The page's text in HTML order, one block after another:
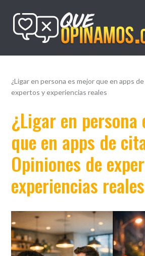
¿Ligar en persona es mejor que en apps
expertos y experiencias reales
¿Ligar en persona
que en apps de
Opiniones de
experiencias reales